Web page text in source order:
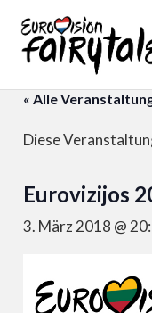
« Alle
Diese
Eurovizijos
3. März 2018 @